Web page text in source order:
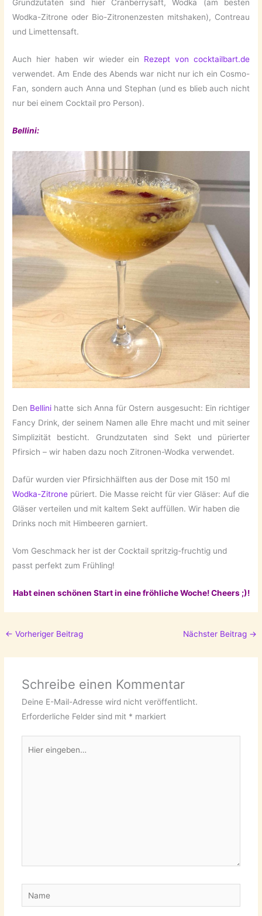
Grundzutaten sind hier Cranberrysaft, Wodka (am besten
Wodka-Zitrone oder Bio-Zitronenzesten mitshaken), Contreau
und Limettensaft.
Auch hier haben wir wieder ein Rezept von cocktailbart.de
verwendet. Am Ende des Abends war nicht nur ich ein Cosmo-
Fan, sondern auch Anna und Stephan (und es blieb auch nicht
nur bei einem Cocktail pro Person).
Bellini:
Den Bellini hatte sich Anna für Ostern ausgesucht: Ein richtiger
Fancy Drink, der seinem Namen alle Ehre macht und mit seiner
Simplizität besticht. Grundzutaten sind Sekt und pürierter
Pfirsich – wir haben dazu noch Zitronen-Wodka verwendet.
Dafür wurden vier Pfirsichhälften aus der Dose mit 150 ml
Wodka-Zitrone püriert. Die Masse reicht für vier Gläser: Auf die
Gläser verteilen und mit kaltem Sekt auffüllen. Wir haben die
Drinks noch mit Himbeeren garniert.
Vom Geschmack her ist der Cocktail spritzig-fruchtig und
passt perfekt zum Frühling!
Habt einen schönen Start in eine fröhliche Woche! Cheers ;)!
← Vorheriger Beitrag Nächster Beitrag →
Schreibe einen Kommentar
Deine E-Mail-Adresse wird nicht veröffentlicht.
Erforderliche Felder sind mit * markiert
eingeben…
Name